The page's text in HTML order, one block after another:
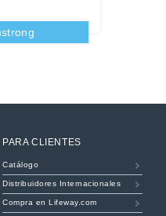
PARA CLIENTES
Catálogo
Distribuidores Internacionales
Compra en Lifeway.com